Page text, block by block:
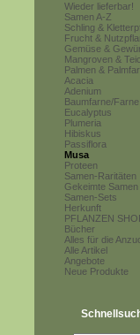
Wieder lieferbar!
Samen A-Z
Schling &
Frucht &
Gemüse &
Mangroven &
Palmen &
Acacia
Adenium
Baumfarne/Farne
Eucalyptus
Plumeria
Hibiskus
Passiflora
Musa
Proteen
Samen-Raritäten
Gekeimte Samen
Samen-Sets
Herkunft
PFLANZEN
Bücher
Alles für die
Alle Artikel
Angebote
Neue Produkte